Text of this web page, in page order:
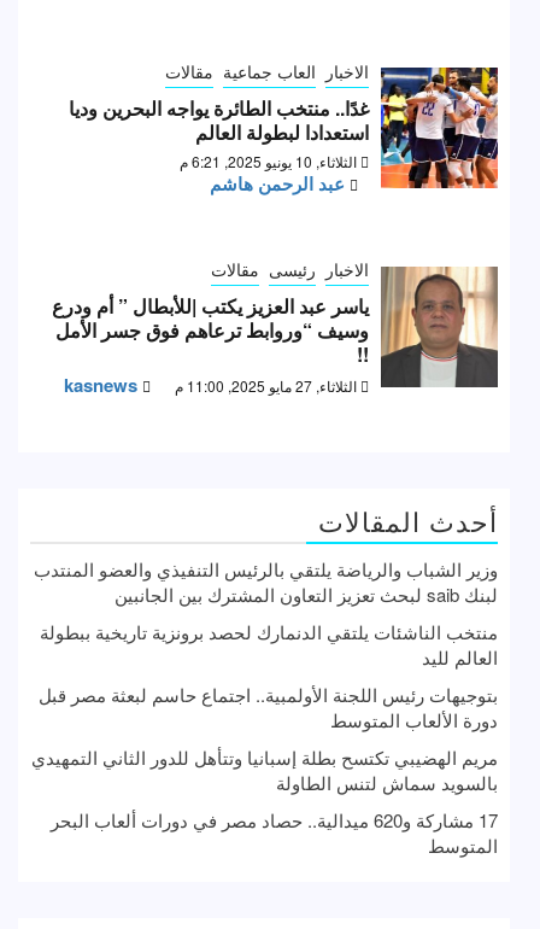
الاخبار العاب جماعية مقالات
غدًا.. منتخب الطائرة يواجه البحرين وديا
استعدادا لبطولة العالم
الثلاثاء, 10 يونيو 2025, 6:21 م
عبد الرحمن هاشم
الاخبار رئيسى مقالات
ياسر عبد العزيز يكتب |للأبطال ” أم ودرع
وسيف “وروابط ترعاهم فوق جسر الأمل
!!
الثلاثاء, 27 مايو 2025, 11:00 م kasnews
أحدث المقالات
وزير الشباب والرياضة يلتقي بالرئيس التنفيذي والعضو المنتدب
لبنك saib لبحث تعزيز التعاون المشترك بين الجانبين
منتخب الناشئات يلتقي الدنمارك لحصد برونزية تاريخية ببطولة
العالم لليد
بتوجيهات رئيس اللجنة الأولمبية.. اجتماع حاسم لبعثة مصر قبل
دورة الألعاب المتوسط
مريم الهضيبي تكتسح بطلة إسبانيا وتتأهل للدور الثاني التمهيدي
بالسويد سماش لتنس الطاولة
17 مشاركة و620 ميدالية.. حصاد مصر في دورات ألعاب البحر
المتوسط